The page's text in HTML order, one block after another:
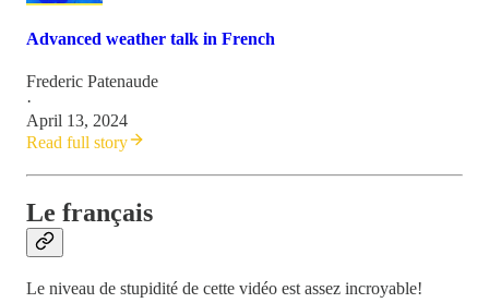
Advanced weather talk in French
Frederic Patenaude
·
April 13, 2024
Read full story
Le français
Le niveau de stupidité de cette vidéo est assez incroyable!